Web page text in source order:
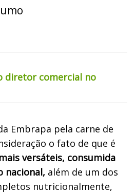
diretor comercial no
Embrapa pela carne de
o fato de que é
versáteis, consumida
nacional, além de um dos
nutricionalmente,